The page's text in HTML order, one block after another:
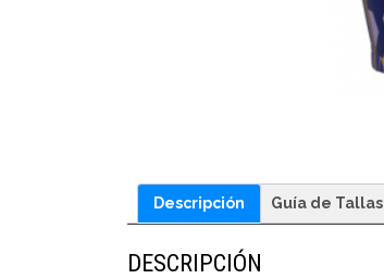
Descripción Guía de Tallas
DESCRIPCIÓN